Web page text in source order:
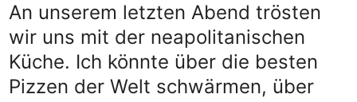
An unserem letzten Abend trösten
wir uns mit der neapolitanischen
Küche. Ich könnte über die besten
Pizzen der Welt schwärmen, über